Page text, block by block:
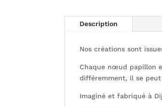
Description
Nos créations sont
Chaque nœud papillon
différemment, il se
Imaginé et fabriqué à